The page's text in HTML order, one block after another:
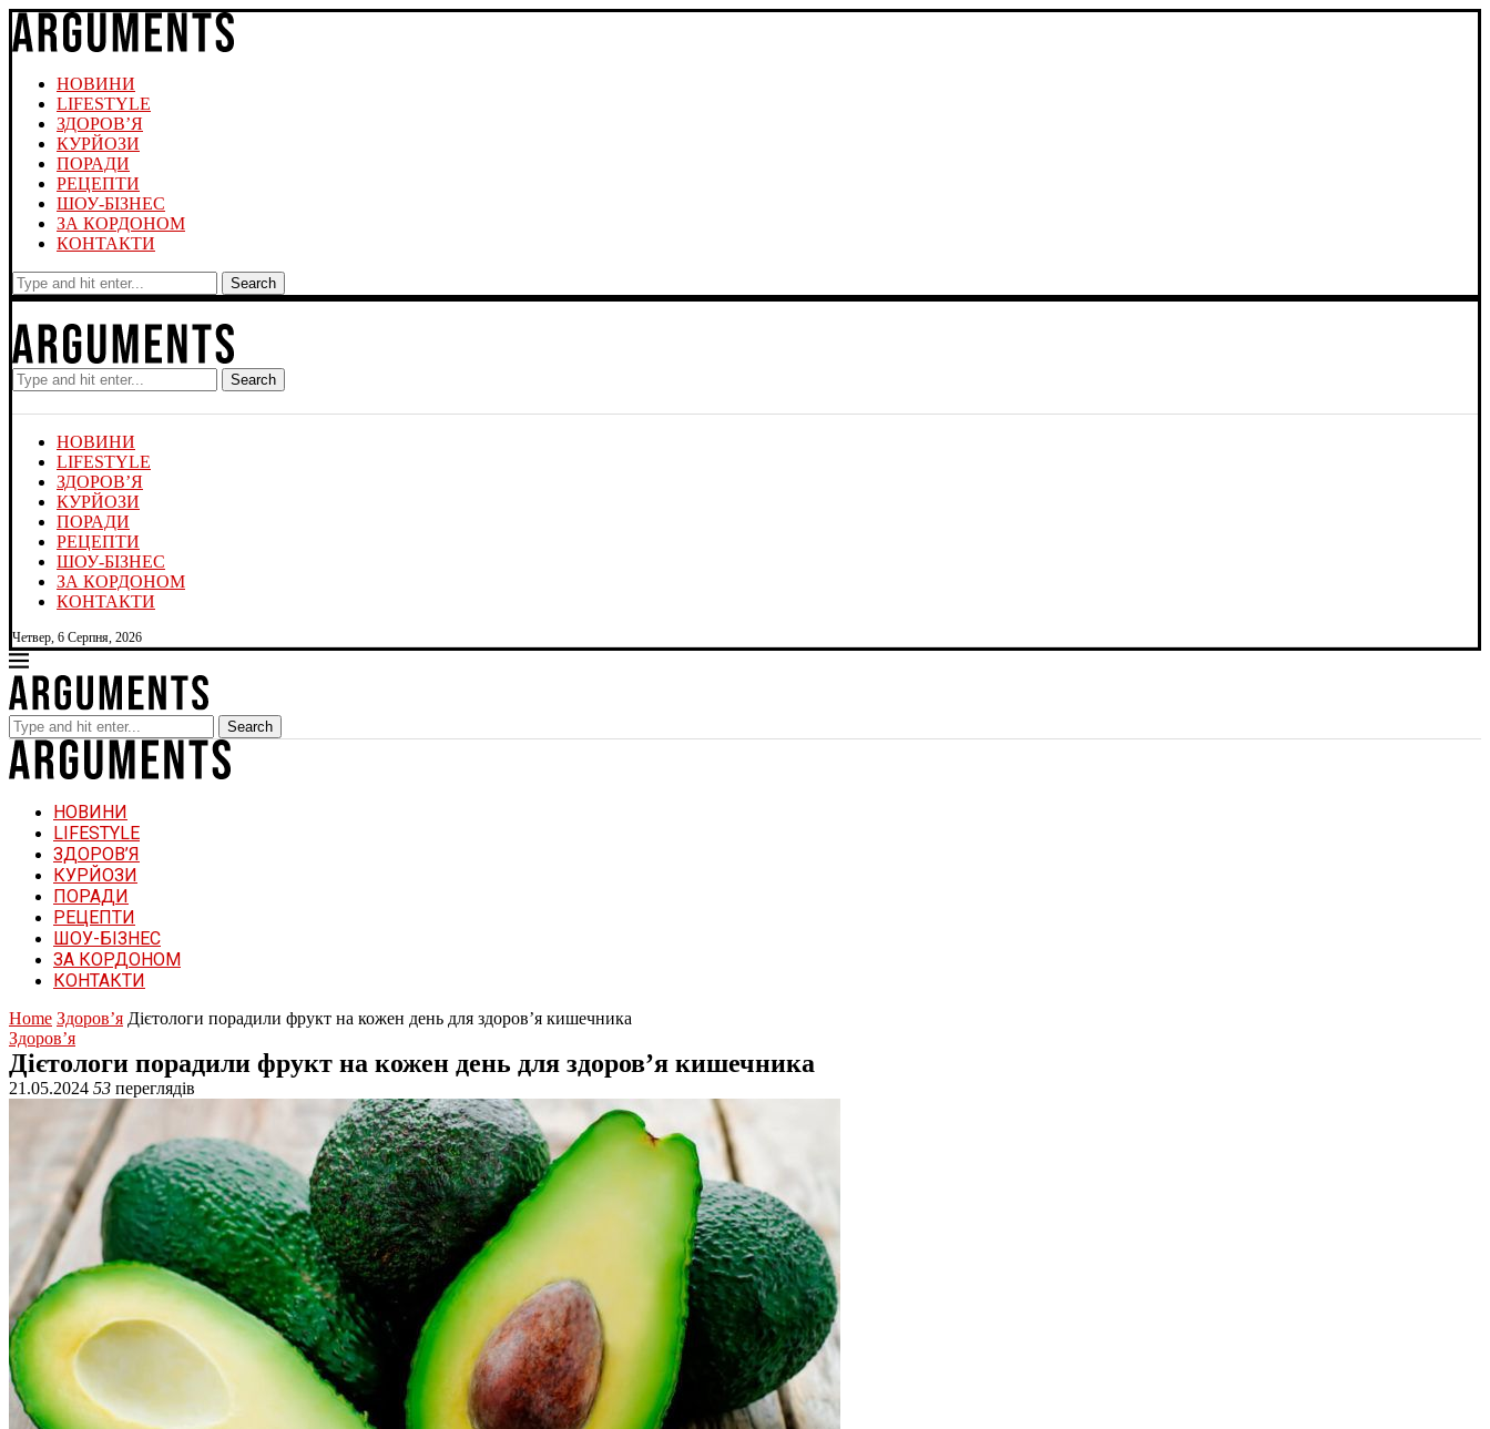
НОВИНИ
LIFESTYLE
ЗДОРОВ’Я
КУРЙОЗИ
ПОРАДИ
РЕЦЕПТИ
ШОУ-БІЗНЕС
ЗА КОРДОНОМ
КОНТАКТИ
Search
Search
НОВИНИ
LIFESTYLE
ЗДОРОВ’Я
КУРЙОЗИ
ПОРАДИ
РЕЦЕПТИ
ШОУ-БІЗНЕС
ЗА КОРДОНОМ
КОНТАКТИ
Четвер, 6 Серпня, 2026
Search
НОВИНИ
LIFESTYLE
ЗДОРОВ’Я
КУРЙОЗИ
ПОРАДИ
РЕЦЕПТИ
ШОУ-БІЗНЕС
ЗА КОРДОНОМ
КОНТАКТИ
Home Здоров’я Дієтологи порадили фрукт на кожен день для здоров’я кишечника
Здоров’я
Дієтологи порадили фрукт на кожен день для здоров’я кишечника
21.05.2024 53 переглядів